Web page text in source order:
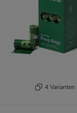
4 Varianten